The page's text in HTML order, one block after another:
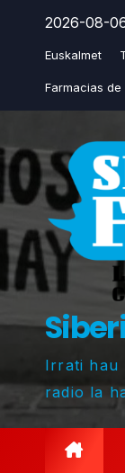
2026-08-
Euskalmet
Farmacias de
Irrati hau
radio la